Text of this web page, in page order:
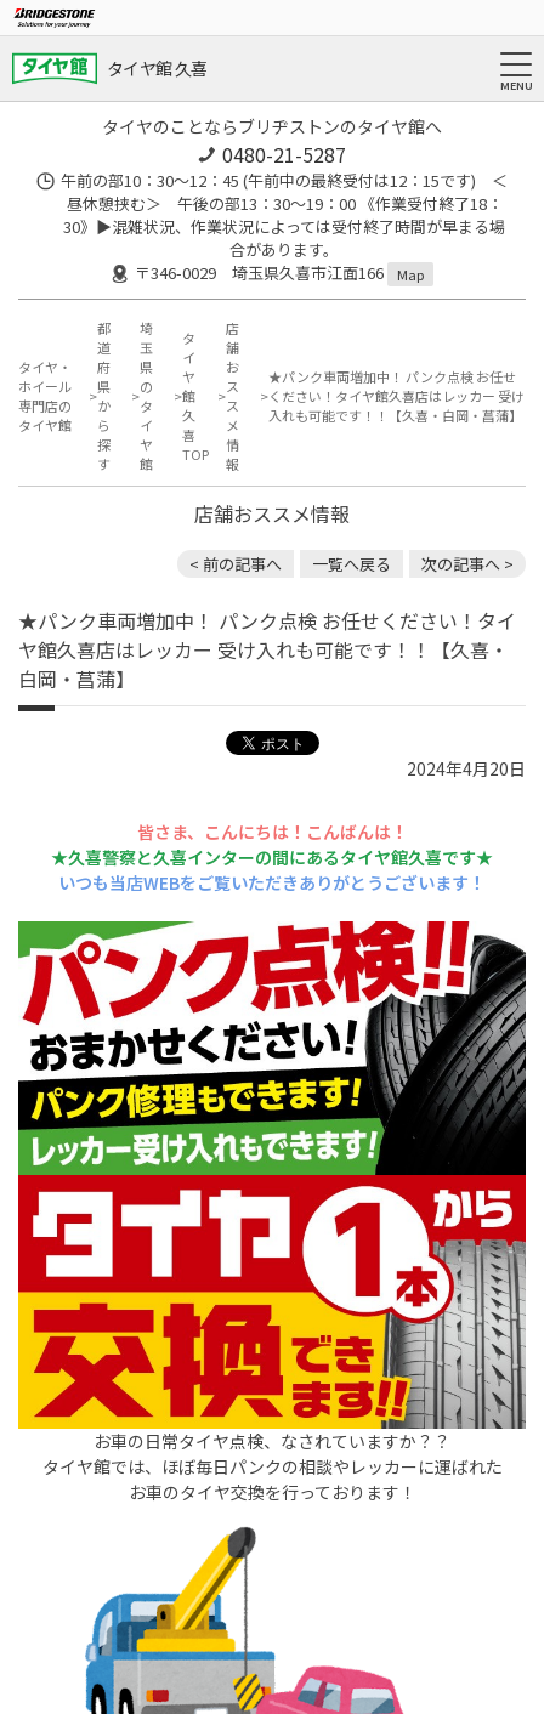
タイヤ館 久喜
タイヤのことならブリヂストンのタイヤ館へ
0480-21-5287
午前の部10：30～12：45 (午前中の最終受付は12：15です) ＜
昼休憩挟む＞ 午後の部13：30～19：00 《作業受付終了18：
30》▶︎混雑状況、作業状況によっては受付終了時間が早まる場
合があります。
〒346-0029 埼玉県久喜市江面166
Map
タイヤ・
ホイール
専門店の
タイヤ館
都
道
府
県
か
ら
探
す
埼
玉
県
の
タ
イ
ヤ
館
タ
イ
ヤ
館
久
喜
TOP
店
舗
お
ス
ス
メ
情
報
★パンク車両増加中！ パンク点検 お任せ
ください！タイヤ館久喜店はレッカー 受け
入れも可能です！！【久喜・白岡・菖蒲】
店舗おススメ情報
< 前の記事へ 一覧へ戻る 次の記事へ >
★パンク車両増加中！ パンク点検 お任せください！タイ
ヤ館久喜店はレッカー 受け入れも可能です！！【久喜・
白岡・菖蒲】
2024年4月20日
皆さま、こんにちは！こんばんは！
★久喜警察と久喜インターの間にあるタイヤ館久喜です★
いつも当店WEBをご覧いただきありがとうございます！
お車の日常タイヤ点検、なされていますか？？
タイヤ館では、ほぼ毎日パンクの相談やレッカーに運ばれた
お車のタイヤ交換を行っております！